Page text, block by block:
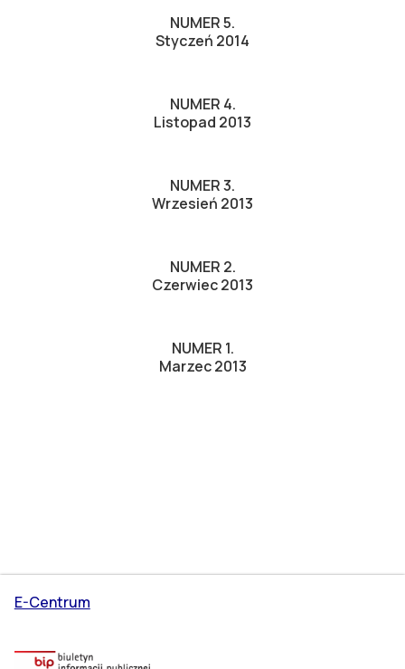
NUMER 5.
Styczeń 2014
NUMER 4.
Listopad 2013
NUMER 3.
Wrzesień 2013
NUMER 2.
Czerwiec 2013
NUMER 1.
Marzec 2013
E-Centrum